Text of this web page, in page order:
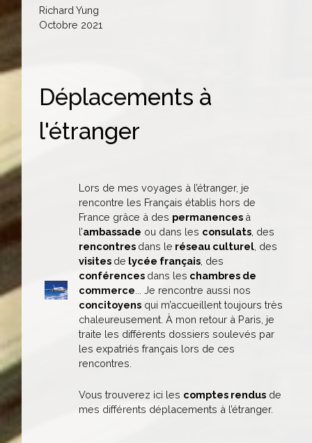
Richard Yung
Octobre 2021
Déplacements à
l'étranger
Lors de mes voyages à l’étranger, je
rencontre les Français établis hors de
France grâce à des permanences à
l’ambassade ou dans les consulats , des
rencontres dans le réseau culturel , des
visites de lycée français , des
conférences dans les chambres de
commerce ... Je rencontre aussi nos
concitoyens qui m’accueillent toujours très
chaleureusement. À mon retour à Paris, je
traite les différents dossiers soulevés par
les expatriés français lors de ces
rencontres.
Vous trouverez ici les comptes rendus de
mes différents déplacements à l’étranger.